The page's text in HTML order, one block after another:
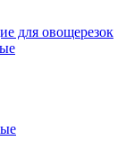
для овощерезок